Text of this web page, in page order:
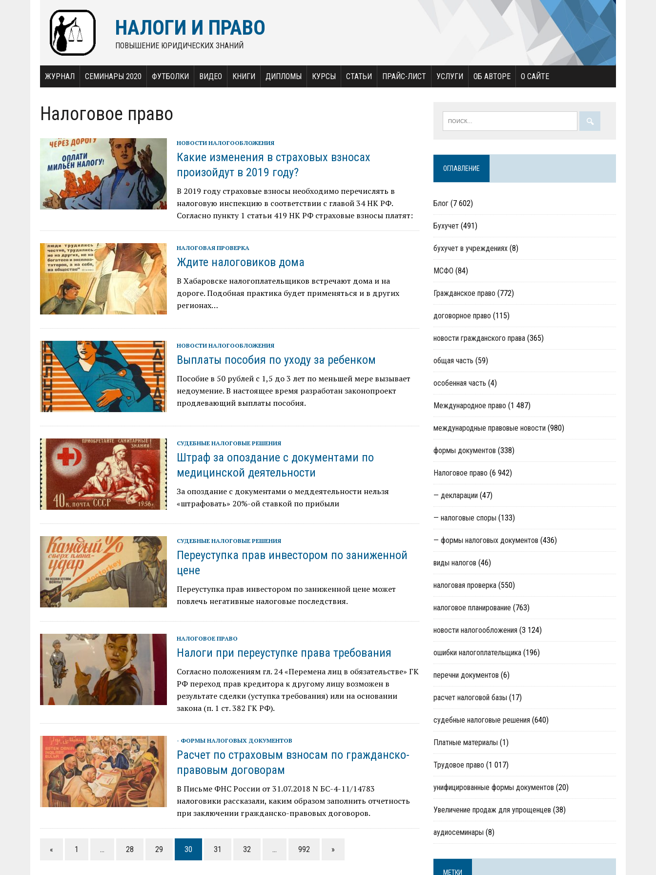
НАЛОГИ И ПРАВО
ПОВЫШЕНИЕ ЮРИДИЧЕСКИХ ЗНАНИЙ
ЖУРНАЛ СЕМИНАРЫ 2020 ФУТБОЛКИ ВИДЕО КНИГИ ДИПЛОМЫ КУРСЫ СТАТЬИ ПРАЙС-ЛИСТ УСЛУГИ ОБ АВТОРЕ О САЙТЕ
Налоговое право
НОВОСТИ НАЛОГООБЛОЖЕНИЯ
Какие изменения в страховых взносах
произойдут в 2019 году?
В 2019 году страховые взносы необходимо перечислять в
налоговую инспекцию в соответствии с главой 34 НК РФ.
Согласно пункту 1 статьи 419 НК РФ страховые взносы платят:
НАЛОГОВАЯ ПРОВЕРКА
Ждите налоговиков дома
В Хабаровске налогоплательщиков встречают дома и на
дороге. Подобная практика будет применяться и в других
регионах…
НОВОСТИ НАЛОГООБЛОЖЕНИЯ
Выплаты пособия по уходу за ребенком
Пособие в 50 рублей с 1,5 до 3 лет по меньшей мере вызывает
недоумение. В настоящее время разработан законопроект
продлевающий выплаты пособия.
СУДЕБНЫЕ НАЛОГОВЫЕ РЕШЕНИЯ
Штраф за опоздание с документами по
медицинской деятельности
За опоздание с документами о меддеятельности нельзя
«штрафовать» 20%-ой ставкой по прибыли
СУДЕБНЫЕ НАЛОГОВЫЕ РЕШЕНИЯ
Переуступка прав инвестором по заниженной
цене
Переуступка прав инвестором по заниженной цене может
повлечь негативные налоговые последствия.
НАЛОГОВОЕ ПРАВО
Налоги при переуступке права требования
Согласно положениям гл. 24 «Перемена лиц в обязательстве» ГК
РФ переход прав кредитора к другому лицу возможен в
результате сделки (уступка требования) или на основании
закона (п. 1 ст. 382 ГК РФ).
- ФОРМЫ НАЛОГОВЫХ ДОКУМЕНТОВ
Расчет по страховым взносам по гражданско-
правовым договорам
В Письме ФНС России от 31.07.2018 N БС-4-11/14783
налоговики рассказали, каким образом заполнить отчетность
при заключении гражданско-правовых договоров.
« 1 … 28 29 30 31 32 … 992 »
ОГЛАВЛЕНИЕ
Блог (7 602)
Бухучет (491)
бухучет в учреждениях (8)
МСФО (84)
Гражданское право (772)
договорное право (115)
новости гражданского права (365)
общая часть (59)
особенная часть (4)
Международное право (1 487)
международные правовые новости (980)
формы документов (338)
Налоговое право (6 942)
— декларации (47)
— налоговые споры (133)
— формы налоговых документов (436)
виды налогов (46)
налоговая проверка (550)
налоговое планирование (763)
новости налогообложения (3 124)
ошибки налогоплательщика (196)
перечни документов (6)
расчет налоговой базы (17)
судебные налоговые решения (640)
Платные материалы (1)
Трудовое право (1 017)
унифицированные формы документов (20)
Увеличение продаж для упрощенцев (38)
аудиосеминары (8)
МЕТКИ